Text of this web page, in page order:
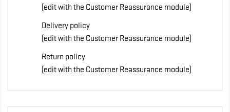
(edit with the Customer Reassurance module)
Delivery policy
(edit with the Customer Reassurance module)
Return policy
(edit with the Customer Reassurance module)